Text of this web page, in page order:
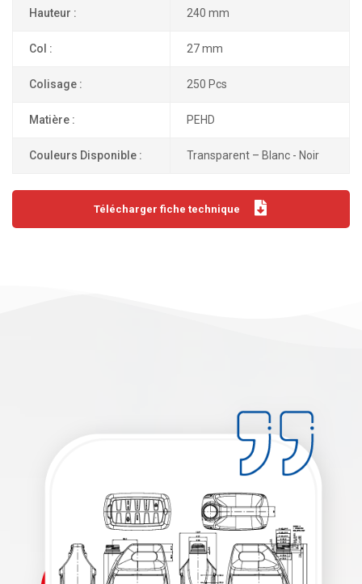
Hauteur : 240 mm
Col : 27 mm
Colisage : 250 Pcs
Matière : PEHD
Couleurs Disponible : Transparent – Blanc - Noir
Télécharger fiche technique